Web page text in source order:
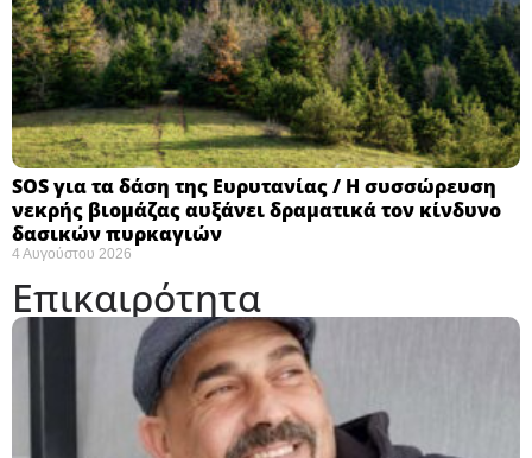
SOS για τα δάση της Ευρυτανίας / Η συσσώρευση
νεκρής βιομάζας αυξάνει δραματικά τον κίνδυνο
δασικών πυρκαγιών
4 Αυγούστου 2026
Επικαιρότητα